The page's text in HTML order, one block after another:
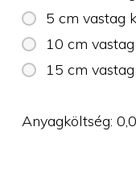
5 cm vastag
10 cm
15 cm
Anyagköltség: